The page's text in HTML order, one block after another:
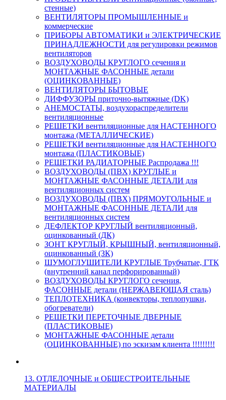
стенные)
ВЕНТИЛЯТОРЫ ПРОМЫШЛЕННЫЕ и
коммерческие
ПРИБОРЫ АВТОМАТИКИ и ЭЛЕКТРИЧЕСКИЕ
ПРИНАДЛЕЖНОСТИ для регулировки режимов
вентиляторов
ВОЗДУХОВОДЫ КРУГЛОГО сечения и
МОНТАЖНЫЕ ФАСОННЫЕ детали
(ОЦИНКОВАННЫЕ)
ВЕНТИЛЯТОРЫ БЫТОВЫЕ
ДИФФУЗОРЫ приточно-вытяжные (DK)
АНЕМОСТАТЫ, воздухораспределители
вентиляционные
РЕШЕТКИ вентиляционные для НАСТЕННОГО
монтажа (МЕТАЛЛИЧЕСКИЕ)
РЕШЕТКИ вентиляционные для НАСТЕННОГО
монтажа (ПЛАСТИКОВЫЕ)
РЕШЕТКИ РАДИАТОРНЫЕ Распродажа !!!
ВОЗДУХОВОДЫ (ПВХ) КРУГЛЫЕ и
МОНТАЖНЫЕ ФАСОННЫЕ ДЕТАЛИ для
вентиляционных систем
ВОЗДУХОВОДЫ (ПВХ) ПРЯМОУГОЛЬНЫЕ и
МОНТАЖНЫЕ ФАСОННЫЕ ДЕТАЛИ для
вентиляционных систем
ДЕФЛЕКТОР КРУГЛЫЙ вентиляционный,
оцинкованный (ДК)
ЗОНТ КРУГЛЫЙ, КРЫШНЫЙ, вентиляционный,
оцинкованный (ЗК)
ШУМОГЛУШИТЕЛИ КРУГЛЫЕ Трубчатые, ГТК
(внутренний канал перфорированный)
ВОЗДУХОВОДЫ КРУГЛОГО сечения,
ФАСОННЫЕ детали (НЕРЖАВЕЮЩАЯ сталь)
ТЕПЛОТЕХНИКА (конвекторы, теплопушки,
обогреватели)
РЕШЕТКИ ПЕРЕТОЧНЫЕ ДВЕРНЫЕ
(ПЛАСТИКОВЫЕ)
МОНТАЖНЫЕ ФАСОННЫЕ детали
(ОЦИНКОВАННЫЕ) по эскизам клиента !!!!!!!!!
13. ОТДЕЛОЧНЫЕ и ОБЩЕСТРОИТЕЛЬНЫЕ
МАТЕРИАЛЫ